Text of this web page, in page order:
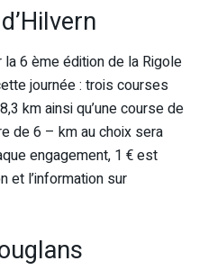
6 ème édition de la Rigole
journée : trois courses
km ainsi qu’une course de
de 6 – km au choix sera
engagement, 1 € est
et l’information sur